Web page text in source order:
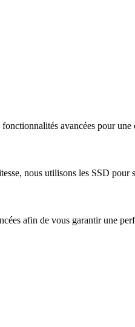
avancées pour une
nous utilisons les SSD pour
afin de vous garantir une